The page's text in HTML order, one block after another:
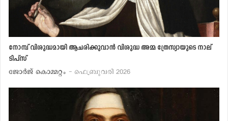
നോമ്പ് വിശുദ്ധമായി ആചരിക്കുവാന്‍ വിശുദ്ധ അമ്മ ത്രേസ്യായുടെ നാല്
ടിപ്‌സ്
ജോര്‍ജ് കൊമ്മറ്റം - ഫെബ്രുവരി 2026